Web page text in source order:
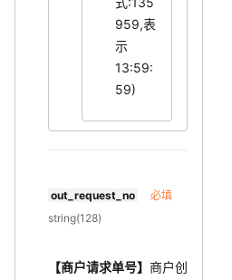
959,表
示
13:59:
59)
out_request_no
必填
string(128)
【商户请求单号】 商户创